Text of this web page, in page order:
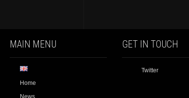
MAIN MENU
Home
News
GET IN TOUCH
Twitter